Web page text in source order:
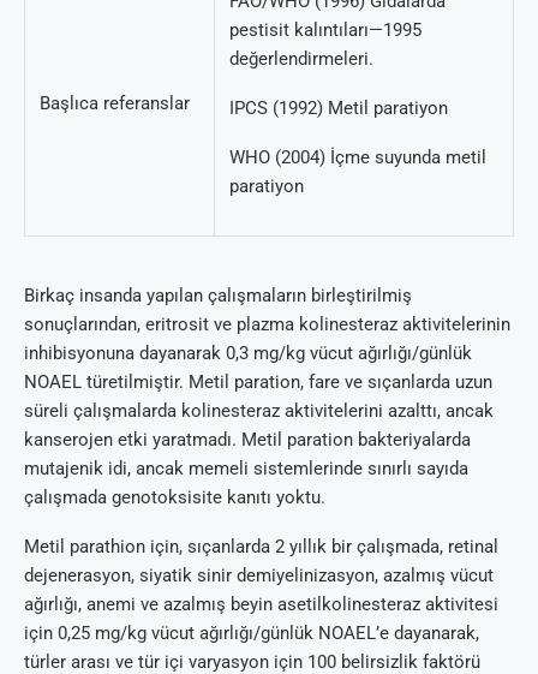
Başlıca referanslar
pestisit kalıntıları—1995
değerlendirmeleri.
IPCS (1992) Metil paratiyon
WHO (2004) İçme suyunda metil
paratiyon
Birkaç insanda yapılan çalışmaların birleştirilmiş
sonuçlarından, eritrosit ve plazma kolinesteraz aktivitelerinin
inhibisyonuna dayanarak 0,3 mg/kg vücut ağırlığı/günlük
NOAEL türetilmiştir. Metil paration, fare ve sıçanlarda uzun
süreli çalışmalarda kolinesteraz aktivitelerini azalttı, ancak
kanserojen etki yaratmadı. Metil paration bakteriyalarda
mutajenik idi, ancak memeli sistemlerinde sınırlı sayıda
çalışmada genotoksisite kanıtı yoktu.
Metil parathion için, sıçanlarda 2 yıllık bir çalışmada, retinal
dejenerasyon, siyatik sinir demiyelinizasyon, azalmış vücut
ağırlığı, anemi ve azalmış beyin asetilkolinesteraz aktivitesi
için 0,25 mg/kg vücut ağırlığı/günlük NOAEL’e dayanarak,
türler arası ve tür içi varyasyon için 100 belirsizlik faktörü